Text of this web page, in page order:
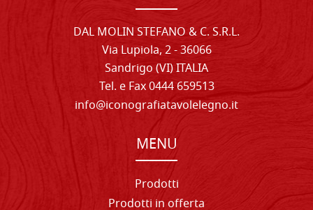
DAL MOLIN STEFANO & C. S.R.L.
Via Lupiola, 2 - 36066
Sandrigo (VI) ITALIA
Tel. e Fax 0444 659513
info@iconografiatavolelegno.it
MENU
Prodotti
Prodotti in offerta